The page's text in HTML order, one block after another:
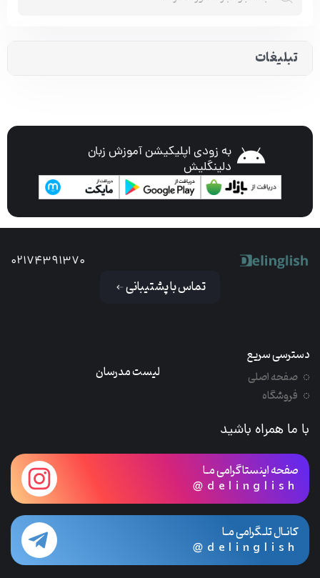
تبلیغات
به زودی اپلیکیشن آموزش زبان
دلینگلیش
02174391370
تماس با پشتیبانی
دسترسی سریع
صفحه اصلی
فروشگاه
لیست مدرسان
با ما همراه باشید
صفحه اینستاگرامی مـا
@delinglish
کانـال تلـگرامی مـا
@delinglish